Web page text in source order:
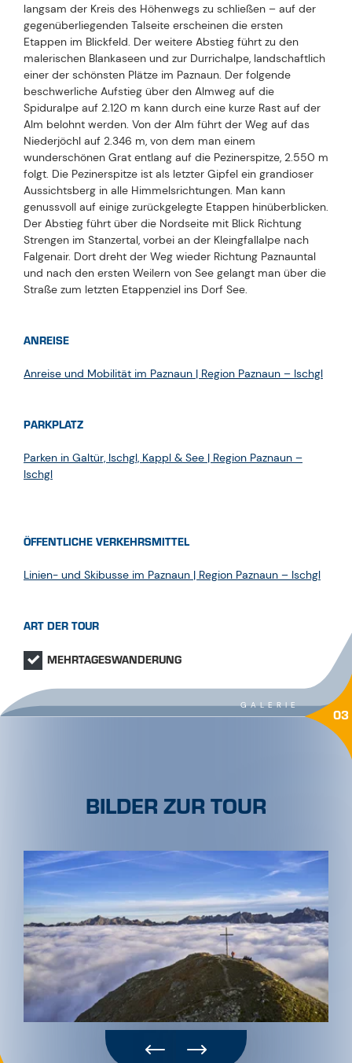
langsam der Kreis des Höhenwegs zu schließen – auf der
gegenüberliegenden Talseite erscheinen die ersten
Etappen im Blickfeld. Der weitere Abstieg führt zu den
malerischen Blankaseen und zur Durrichalpe, landschaftlich
einer der schönsten Plätze im Paznaun. Der folgende
beschwerliche Aufstieg über den Almweg auf die
Spiduralpe auf 2.120 m kann durch eine kurze Rast auf der
Alm belohnt werden. Von der Alm führt der Weg auf das
Niederjöchl auf 2.346 m, von dem man einem
wunderschönen Grat entlang auf die Pezinerspitze, 2.550 m
folgt. Die Pezinerspitze ist als letzter Gipfel ein grandioser
Aussichtsberg in alle Himmelsrichtungen. Man kann
genussvoll auf einige zurückgelegte Etappen hinüberblicken.
Der Abstieg führt über die Nordseite mit Blick Richtung
Strengen im Stanzertal, vorbei an der Kleingfallalpe nach
Falgenair. Dort dreht der Weg wieder Richtung Paznauntal
und nach den ersten Weilern von See gelangt man über die
Straße zum letzten Etappenziel ins Dorf See.
ANREISE
Anreise und Mobilität im Paznaun | Region Paznaun – Ischgl
PARKPLATZ
Parken in Galtür, Ischgl, Kappl & See | Region Paznaun –
Ischgl
ÖFFENTLICHE VERKEHRSMITTEL
Linien- und Skibusse im Paznaun | Region Paznaun – Ischgl
ART DER TOUR
MEHRTAGESWANDERUNG
GALERIE 03
BILDER ZUR TOUR